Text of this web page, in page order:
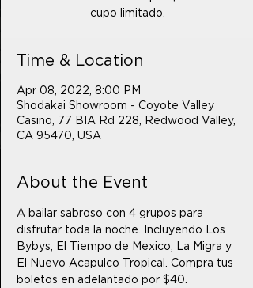
cupo limitado.
Time & Location
Apr 08, 2022, 8:00 PM
Shodakai Showroom - Coyote Valley
Casino, 77 BIA Rd 228, Redwood Valley,
CA 95470, USA
About the Event
A bailar sabroso con 4 grupos para
disfrutar toda la noche. Incluyendo Los
Bybys, El Tiempo de Mexico, La Migra y
El Nuevo Acapulco Tropical. Compra tus
boletos en adelantado por $40.